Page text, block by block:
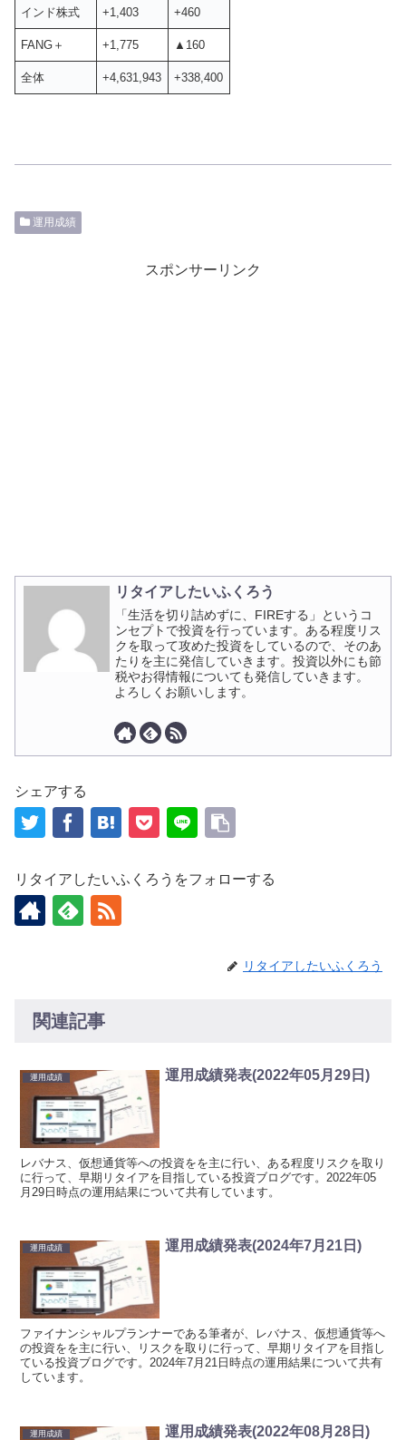
インド株式 +1,403 +460
FANG＋ +1,775 ▲160
全体 +4,631,943 +338,400
運用成績
スポンサーリンク
リタイアしたいふくろう
「生活を切り詰めずに、FIREする」というコ
ンセプトで投資を行っています。ある程度リス
クを取って攻めた投資をしているので、そのあ
たりを主に発信していきます。投資以外にも節
税やお得情報についても発信していきます。
よろしくお願いします。
シェアする
リタイアしたいふくろうをフォローする
リタイアしたいふくろう
関連記事
運用成績 運用成績発表(2022年05月29日)
レバナス、仮想通貨等への投資をを主に行い、ある程度リスクを取り
に行って、早期リタイアを目指している投資ブログです。2022年05
月29日時点の運用結果について共有しています。
運用成績 運用成績発表(2024年7月21日)
ファイナンシャルプランナーである筆者が、レバナス、仮想通貨等へ
の投資をを主に行い、リスクを取りに行って、早期リタイアを目指し
ている投資ブログです。2024年7月21日時点の運用結果について共有
しています。
運用成績 運用成績発表(2022年08月28日)